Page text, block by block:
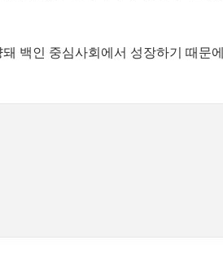
백인 중심사회에서 성장하기 때문